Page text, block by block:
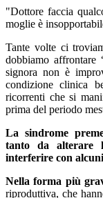
"Dottore faccia
moglie è
Tante volte ci
dobbiamo affrontare
signora non è
condizione clinica
ricorrenti che si
prima del periodo
La sindrome
tanto da alterare
interferire con
Nella forma più
riproduttiva, che